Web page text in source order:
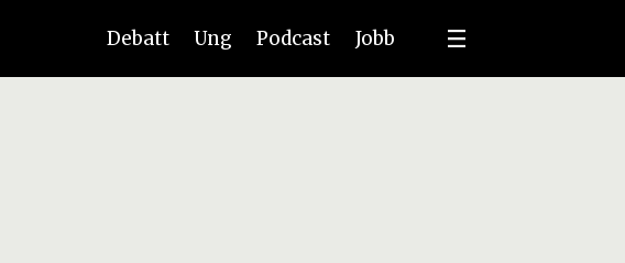
Debatt Ung Podcast Jobb